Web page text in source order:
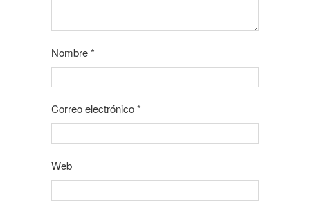
Nombre*
Correo electrónico*
Web